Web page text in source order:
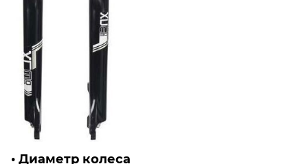
• Диаметр колеса